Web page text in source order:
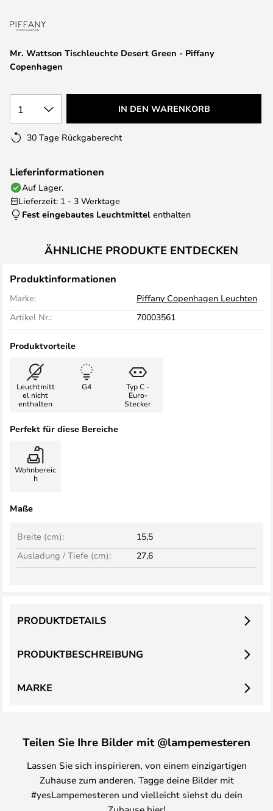
Mr. Wattson Tischleuchte Desert Green - Piffany
Copenhagen
1 IN DEN WARENKORB
30 Tage Rückgaberecht
Lieferinformationen
Auf Lager.
Lieferzeit: 1 - 3 Werktage
Fest eingebautes Leuchtmittel enthalten
ÄHNLICHE PRODUKTE ENTDECKEN
Produktinformationen
Marke:
Piffany Copenhagen Leuchten
Artikel Nr.:
70003561
Produktvorteile
Leuchtmitt
el nicht
enthalten
G4
Typ C -
Euro-
Stecker
Perfekt für diese Bereiche
Wohnbereic
h
Maße
Breite (cm):
15,5
Ausladung / Tiefe (cm):
27,6
PRODUKTBESCHREIBUNG
PRODUKTDETAILS
MARKE
Teilen Sie Ihre Bilder mit @lampemesteren
Lassen Sie sich inspirieren, von einem einzigartigen
Zuhause zum anderen. Tagge deine Bilder mit
#yesLampemesteren und vielleicht siehst du dein